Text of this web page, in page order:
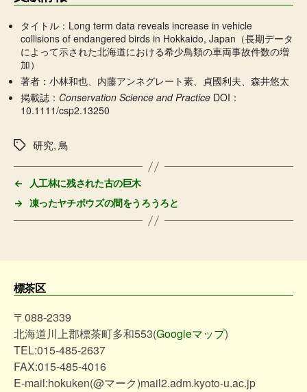
タイトル：Long term data reveals increase in vehicle
collisions of endangered birds in Hokkaido, Japan（長期データ
によって示された北海道における希少鳥類の車両事故件数の増
加）
著者：小林和也、内藤アンネグレート素、貞國利夫、森井悠太
掲載誌： Conservation Science and Practice DOI：
10.1111/csp2.13250
タ
研究,鳥
←
人工林に残された古の巨木
→
凍ったヤチボウズの間をうろうろと
標茶区
〒088-2339
北海道川上郡標茶町多和553(Googleマップ)
TEL:015-485-2637
FAX:015-485-4016
E-mail:hokuken(@マーク)mail2.adm.kyoto-u.ac.jp